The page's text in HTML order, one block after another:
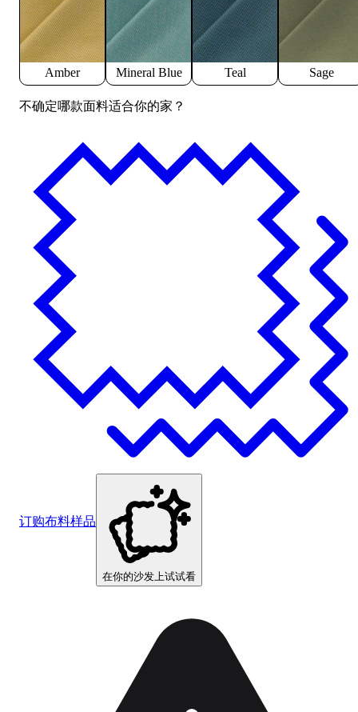
Amber Mineral Blue Teal Sage
不确定哪款面料适合你的家？
订购布料样品
在你的沙发上试试看